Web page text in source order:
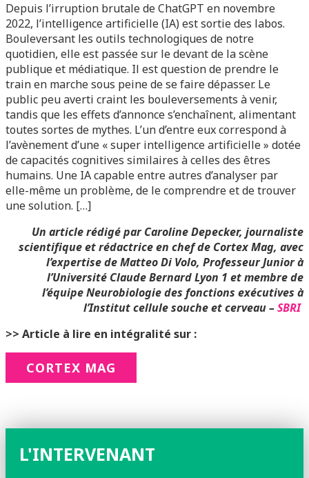
Depuis l’irruption brutale de ChatGPT en novembre
2022, l’intelligence artificielle (IA) est sortie des labos.
Bouleversant les outils technologiques de notre
quotidien, elle est passée sur le devant de la scène
publique et médiatique. Il est question de prendre le
train en marche sous peine de se faire dépasser. Le
public peu averti craint les bouleversements à venir,
tandis que les effets d’annonce s’enchaînent, alimentant
toutes sortes de mythes. L’un d’entre eux correspond à
l’avènement d’une « super intelligence artificielle » dotée
de capacités cognitives similaires à celles des êtres
humains. Une IA capable entre autres d’analyser par
elle-même un problème, de le comprendre et de trouver
une solution. […]
Un article rédigé par Caroline Depecker, journaliste
scientifique et rédactrice en chef de Cortex Mag, avec
l’expertise de Matteo Di Volo, Professeur Junior à
l’Université Claude Bernard Lyon 1 et membre de
l’équipe Neurobiologie des fonctions exécutives à
l’Institut cellule souche et cerveau –SBRI
>> Article à lire en intégralité sur :
CORTEX MAG
L'INTERVENANT